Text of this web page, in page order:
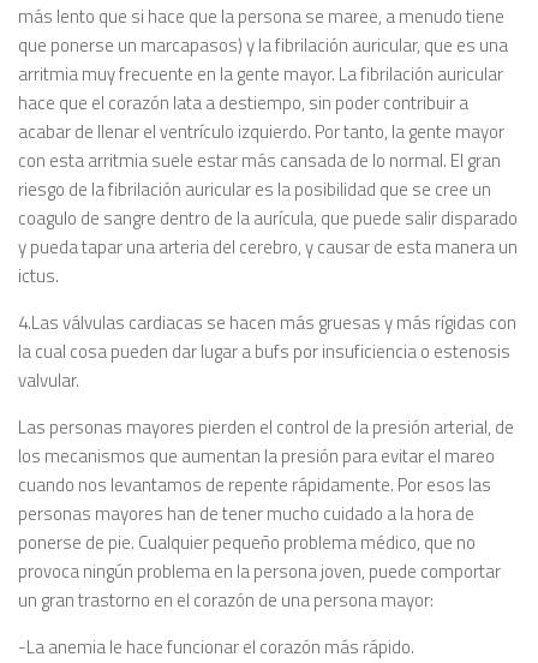
más lento que si hace que la persona se maree, a menudo tiene
que ponerse un marcapasos) y la fibrilación auricular, que es una
arritmia muy frecuente en la gente mayor. La fibrilación auricular
hace que el corazón lata a destiempo, sin poder contribuir a
acabar de llenar el ventrículo izquierdo. Por tanto, la gente mayor
con esta arritmia suele estar más cansada de lo normal. El gran
riesgo de la fibrilación auricular es la posibilidad que se cree un
coagulo de sangre dentro de la aurícula, que puede salir disparado
y pueda tapar una arteria del cerebro, y causar de esta manera un
ictus.
4.Las válvulas cardiacas se hacen más gruesas y más rígidas con
la cual cosa pueden dar lugar a bufs por insuficiencia o estenosis
valvular.
Las personas mayores pierden el control de la presión arterial, de
los mecanismos que aumentan la presión para evitar el mareo
cuando nos levantamos de repente rápidamente. Por esos las
personas mayores han de tener mucho cuidado a la hora de
ponerse de pie. Cualquier pequeño problema médico, que no
provoca ningún problema en la persona joven, puede comportar
un gran trastorno en el corazón de una persona mayor:
-La anemia le hace funcionar el corazón más rápido.